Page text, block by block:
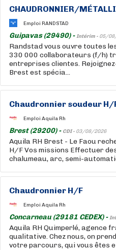
CHAUDRONNIER/
Emploi RANDSTAD
Guipavas (29490) -Intérim - 05/
Randstad vous ouvre toutes
330 000 collaborateurs (f/h)
entreprises clientes.
Brest est spécia...
Chaudronnier soudeur H/
Emploi Aquila Rh
Brest (29200) - CDI - 03/08/2026
Aquila RH Brest - Le Faou
H/F Vos missions Effectuer
chalumeau, arc, semi-
Chaudronnier H/F
Emploi Aquila Rh
Concarneau (29181 CEDEX) -
Aquila RH Quimperlé, agence
qualitative. Chez nous, on
votre parcours, qui vous êtes